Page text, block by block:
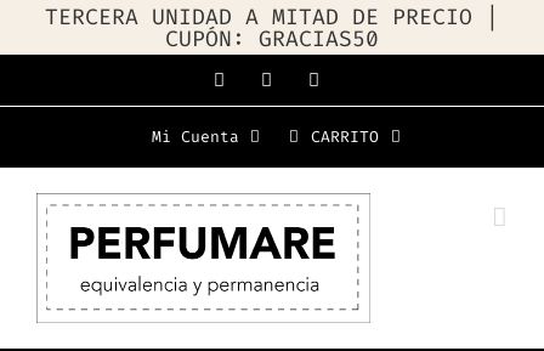
TERCERA UNIDAD A MITAD DE PRECIO |
CUPÓN: GRACIAS50
al
FacebookInstagramWhatsApp
Mi Cuenta CARRITO